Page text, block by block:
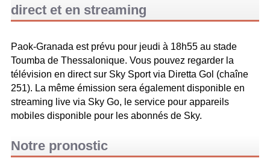
direct et en streaming
Paok-Granada est prévu pour jeudi à 18h55 au stade
Toumba de Thessalonique. Vous pouvez regarder la
télévision en direct sur Sky Sport via Diretta Gol (chaîne
251). La même émission sera également disponible en
streaming live via Sky Go, le service pour appareils
mobiles disponible pour les abonnés de Sky.
Notre pronostic